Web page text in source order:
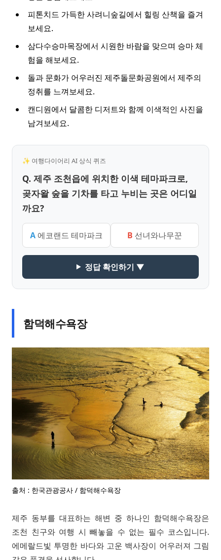
피톤치드 가득한 사려니숲길에서 힐링 산책을 즐겨
보세요.
삼다수승마목장에서 시원한 바람을 맞으며 승마 체
험을 해보세요.
돌과 문화가 어우러진 제주돌문화공원에서 제주의
정취를 느껴보세요.
캔디원에서 달콤한 디저트와 함께 이색적인 사진을
남겨보세요.
✨ 여행다이어리 AI 상식 퀴즈
Q. 제주 조천읍에 위치한 이색 테마파크로,
곶자왈 숲을 기차를 타고 누비는 곳은 어디일
까요?
A 에코랜드 테마파크 B 선녀와나무꾼
정답 확인하기 ▼
함덕해수욕장
출처 : 한국관광공사 / 함덕해수욕장
제주 동부를 대표하는 해변 중 하나인 함덕해수욕장은
조천 친구와 여행 시 빼놓을 수 없는 필수 코스입니다.
에메랄드빛 투명한 바다와 고운 백사장이 어우러져 그림